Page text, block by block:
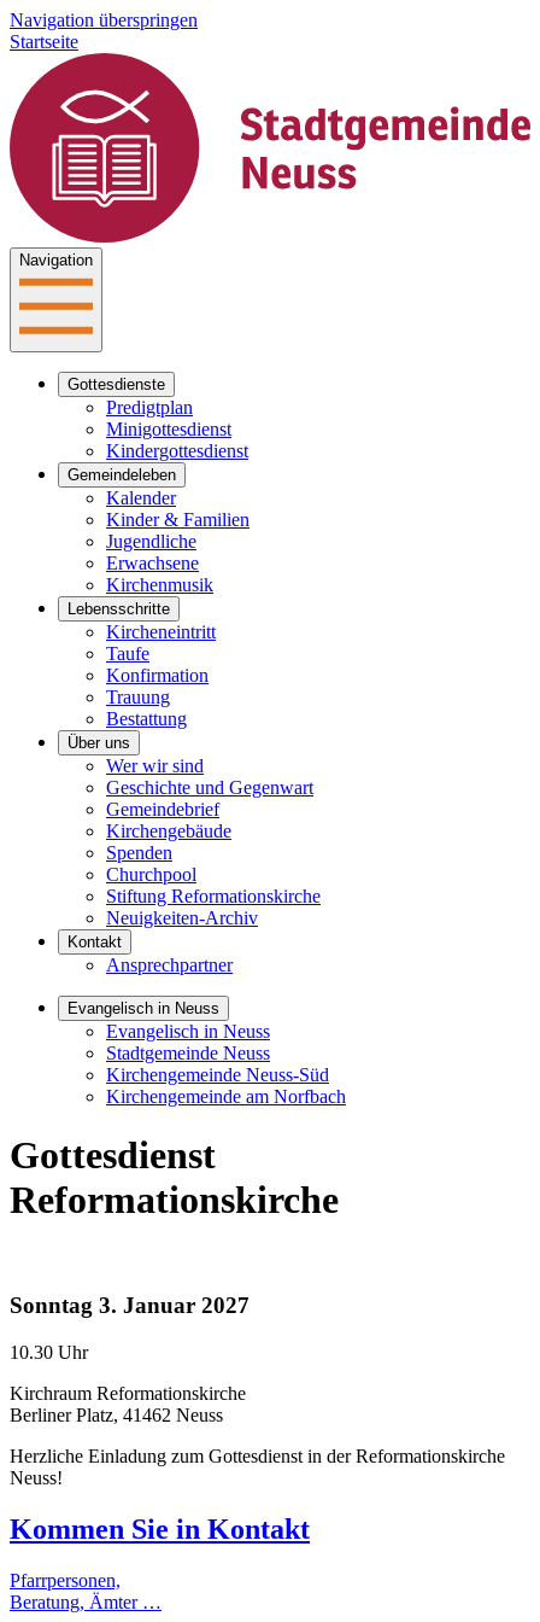
Navigation überspringen
Startseite
Navigation
Gottesdienste
Predigtplan
Minigottesdienst
Kindergottesdienst
Gemeindeleben
Kalender
Kinder & Familien
Jugendliche
Erwachsene
Kirchenmusik
Lebensschritte
Kircheneintritt
Taufe
Konfirmation
Trauung
Bestattung
Über uns
Wer wir sind
Geschichte und Gegenwart
Gemeindebrief
Kirchengebäude
Spenden
Churchpool
Stiftung Reformationskirche
Neuigkeiten-Archiv
Kontakt
Ansprechpartner
Evangelisch in Neuss
Evangelisch in Neuss
Stadtgemeinde Neuss
Kirchengemeinde Neuss-Süd
Kirchengemeinde am Norfbach
Gottesdienst
Reformationskirche
Sonntag 3. Januar 2027
10.30 Uhr
Kirchraum Reformationskirche
Berliner Platz, 41462 Neuss
Herzliche Einladung zum Gottesdienst in der Reformationskirche
Neuss!
Kommen Sie in Kontakt
Pfarrpersonen,
Beratung, Ämter …